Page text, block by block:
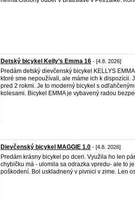
Detský bicykel Kelly’s Emma 16 - [4.8. 2026]
Predám detský dievčenský bicykel KELLYS
ktoré sme nepoužívali, ale máme ich k dispozícii.
pred 2 rokmi. Je to moderný bicykel s
kolesami. Bicykel EMMA je vybavený radou
Dievčenský bicykel MAGGIE 1.0 - [4.8. 2026]
Predám krásny bicykel po dceri. Využila ho len
chybičku má - ulomila sa odrazka vpredu- ale to
poškodení. Bol uskladnený v pivnici v zime. Len